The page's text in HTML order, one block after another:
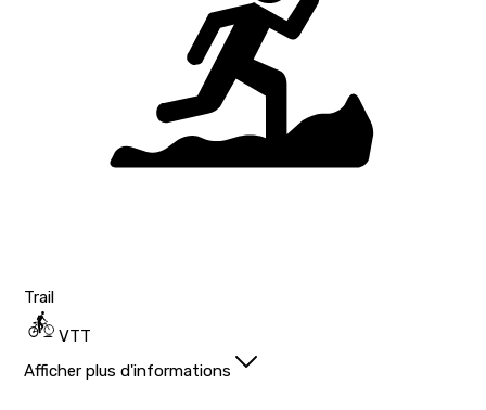
Trail
VTT
Afficher plus d'informations